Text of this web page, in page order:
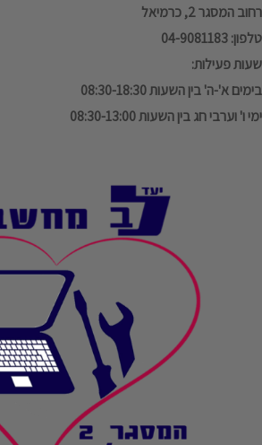
רחוב המסגר 2, כרמיאל
טלפון: 04-9081183
שעות פעילות:
בימים א'-ה' בין השעות 08:30-18:30
ימי ו' וערבי חג בין השעות 08:30-13:00